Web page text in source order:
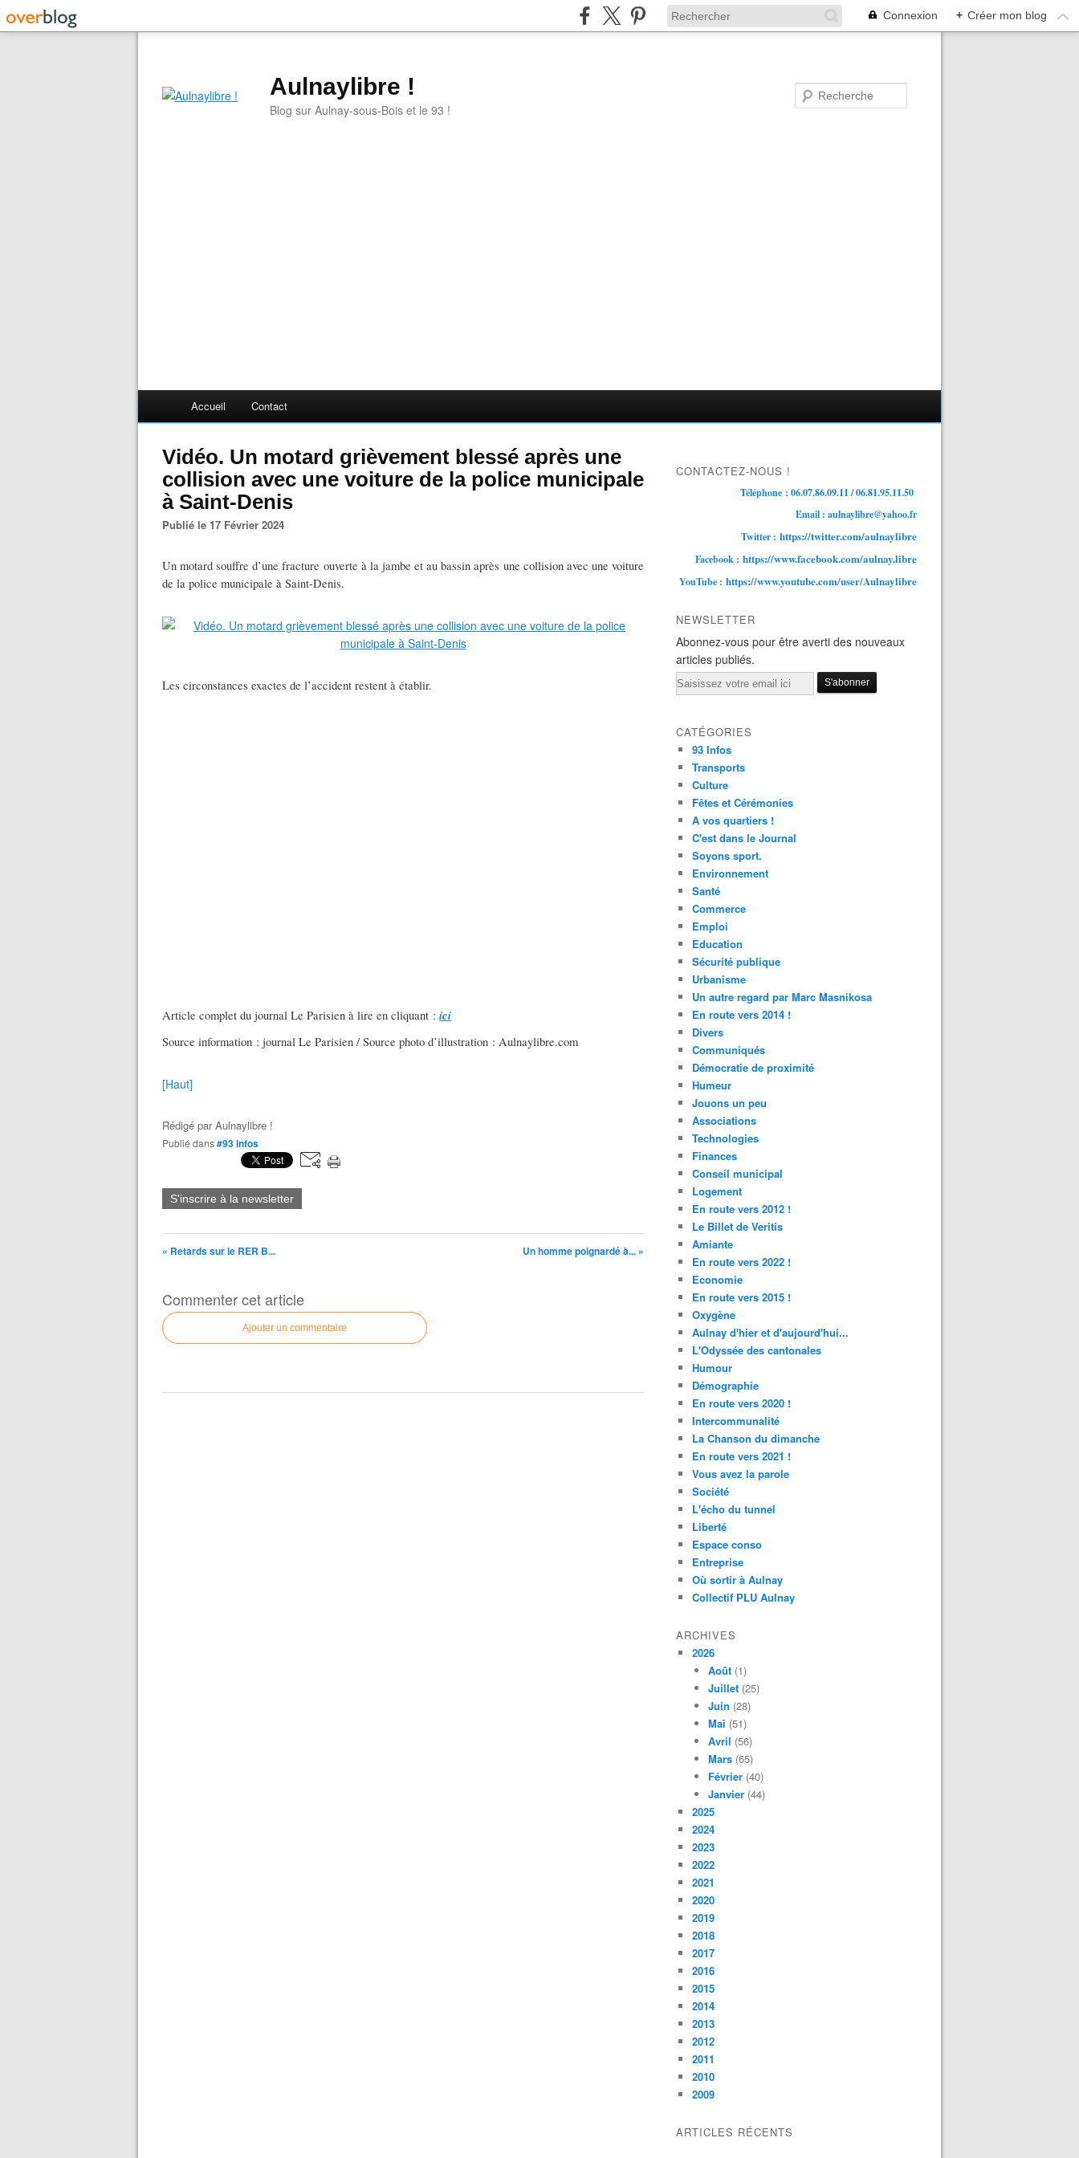
Connexion + Créer mon blog
Aulnaylibre !
Blog sur Aulnay-sous-Bois et le 93 !
Accueil Contact
Vidéo. Un motard grièvement blessé après une
collision avec une voiture de la police municipale
à Saint-Denis
Publié le 17 Février 2024
Un motard souffre d’une fracture ouverte à la jambe et au bassin après une collision avec une voiture
de la police municipale à Saint-Denis.
Les circonstances exactes de l’accident restent à établir.
Article complet du journal Le Parisien à lire en cliquant : ici
Source information : journal Le Parisien / Source photo d’illustration : Aulnaylibre.com
[Haut]
Rédigé parAulnaylibre !
Publié dans#93 Infos
S'inscrire à la newsletter
« Retards sur le RER B... Un homme poignardé à... »
Commenter cet article
Ajouter un commentaire
CONTACTEZ-NOUS !
Téléphone : 06.07.86.09.11 / 06.81.95.11.50
Email : aulnaylibre@yahoo.fr
Twitter : https://twitter.com/aulnaylibre
Facebook : https://www.facebook.com/aulnay.libre
YouTube : https://www.youtube.com/user/Aulnaylibre
NEWSLETTER
Abonnez-vous pour être averti des nouveaux
articles publiés.
Email
CATÉGORIES
93 Infos
Transports
Culture
Fêtes et Cérémonies
A vos quartiers !
C'est dans le Journal
Soyons sport.
Environnement
Santé
Commerce
Emploi
Education
Sécurité publique
Urbanisme
Un autre regard par Marc Masnikosa
En route vers 2014 !
Divers
Communiqués
Démocratie de proximité
Humeur
Jouons un peu
Associations
Technologies
Finances
Conseil municipal
Logement
En route vers 2012 !
Le Billet de Veritis
Amiante
En route vers 2022 !
Economie
En route vers 2015 !
Oxygène
Aulnay d'hier et d'aujourd'hui...
L'Odyssée des cantonales
Humour
Démographie
En route vers 2020 !
Intercommunalité
La Chanson du dimanche
En route vers 2021 !
Vous avez la parole
Société
L'écho du tunnel
Liberté
Espace conso
Entreprise
Où sortir à Aulnay
Collectif PLU Aulnay
ARCHIVES
2026
Août (1)
Juillet (25)
Juin (28)
Mai (51)
Avril (56)
Mars (65)
Février (40)
Janvier (44)
2025
2024
2023
2022
2021
2020
2019
2018
2017
2016
2015
2014
2013
2012
2011
2010
2009
ARTICLES RÉCENTS